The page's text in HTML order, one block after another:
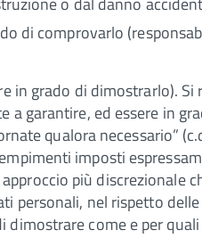
di comprovarlo
grado di dimostrarlo). Si
garantire, ed essere in
qualora necessario”
imposti
più
nel rispetto
dimostrare come e per